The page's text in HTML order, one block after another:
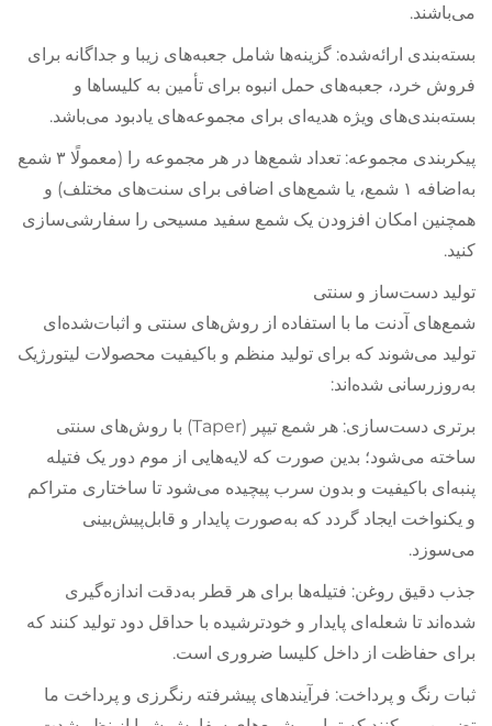
می‌باشند.
بسته‌بندی ارائه‌شده: گزینه‌ها شامل جعبه‌های زیبا و جداگانه برای
فروش خرد، جعبه‌های حمل انبوه برای تأمین به کلیساها و
بسته‌بندی‌های ویژه هدیه‌ای برای مجموعه‌های یادبود می‌باشد.
پیکربندی مجموعه: تعداد شمع‌ها در هر مجموعه را (معمولًا ۳ شمع
به‌اضافه ۱ شمع، یا شمع‌های اضافی برای سنت‌های مختلف) و
همچنین امکان افزودن یک شمع سفید مسیحی را سفارشی‌سازی
کنید.
تولید دست‌ساز و سنتی
شمع‌های آدنت ما با استفاده از روش‌های سنتی و اثبات‌شده‌ای
تولید می‌شوند که برای تولید منظم و باکیفیت محصولات لیتورژیک
به‌روزرسانی شده‌اند:
برتری دست‌سازی: هر شمع تیپر (Taper) با روش‌های سنتی
ساخته می‌شود؛ بدین صورت که لایه‌هایی از موم دور یک فتیله
پنبه‌ای باکیفیت و بدون سرب پیچیده می‌شود تا ساختاری متراکم
و یکنواخت ایجاد گردد که به‌صورت پایدار و قابل‌پیش‌بینی
می‌سوزد.
جذب دقیق روغن: فتیله‌ها برای هر قطر به‌دقت اندازه‌گیری
شده‌اند تا شعله‌ای پایدار و خودترشیده با حداقل دود تولید کنند که
برای حفاظت از داخل کلیسا ضروری است.
ثبات رنگ و پرداخت: فرآیندهای پیشرفته رنگرزی و پرداخت ما